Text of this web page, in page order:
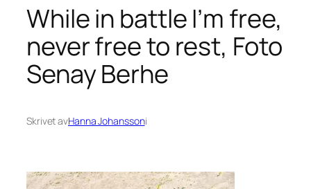
While in battle I’m free,
never free to rest, Foto
Senay Berhe
Skrivet avHanna Johanssoni